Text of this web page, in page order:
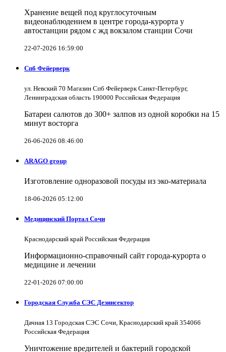
Хранение вещей под круглосуточным
видеонаблюдением в центре города-курорта у
автостанции рядом с жд вокзалом станции Сочи
22-07-2026 16:59:00
Спб Фейерверк
ул. Невский 70 Магазин Спб Фейерверк Санкт-Петербург,
Ленинградская область 190000 Российская Федерация
Батареи салютов до 300+ залпов из одной коробки на 15
минут восторга
26-06-2026 08:46:00
ARAGO group
Изготовление одноразовой посуды из эко-материала
18-06-2026 05:12:00
Медицинский Портал Сочи
Краснодарский край Российская Федерация
Информационно-справочный сайт города-курорта о
медицине и лечении
22-01-2026 07:00:00
Городская Служба СЭС Дезинсектор
Дачная 13 Городская СЭС Сочи, Краснодарский край 354066
Российская Федерация
Уничтожение вредителей и бактерий городской